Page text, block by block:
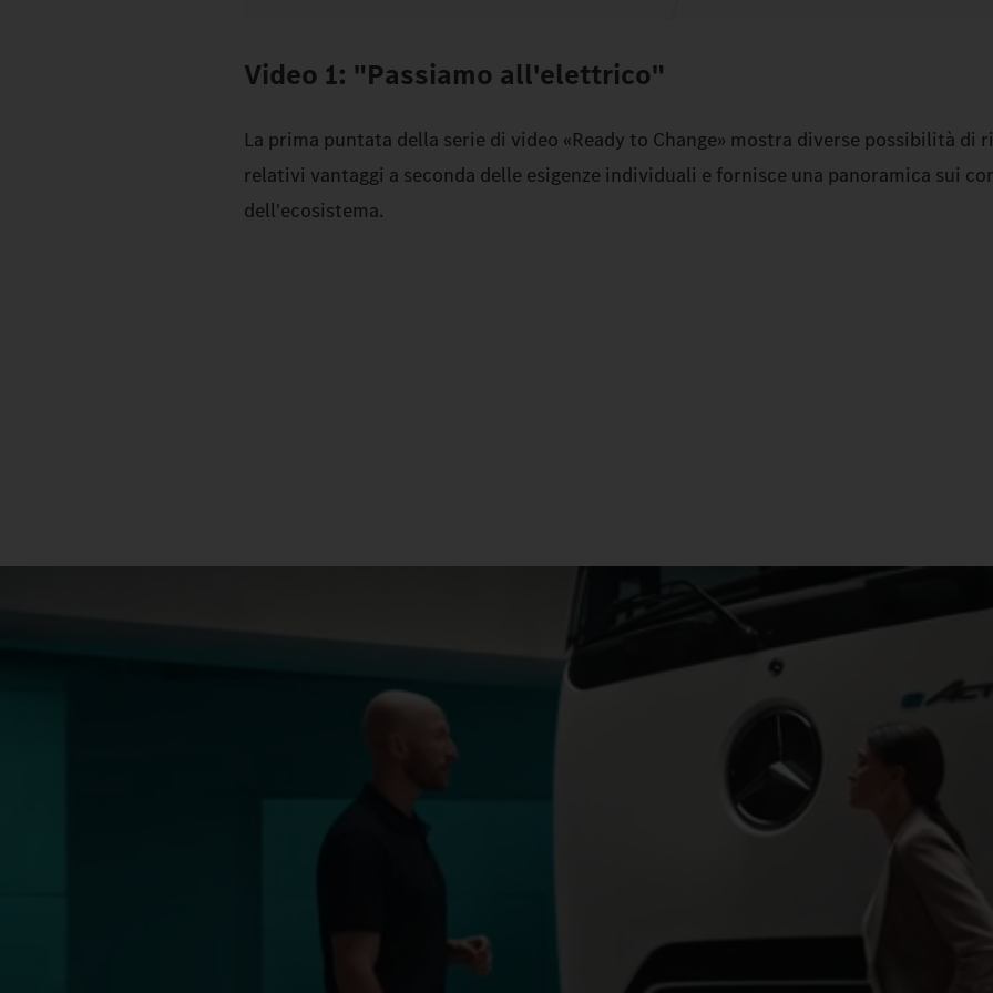
Video 1: "Passiamo all'elettrico"
La prima puntata della serie di video «Ready to Change» mostra diverse possibilità di
relativi vantaggi a seconda delle esigenze individuali e fornisce una panoramica sui
dell'ecosistema.